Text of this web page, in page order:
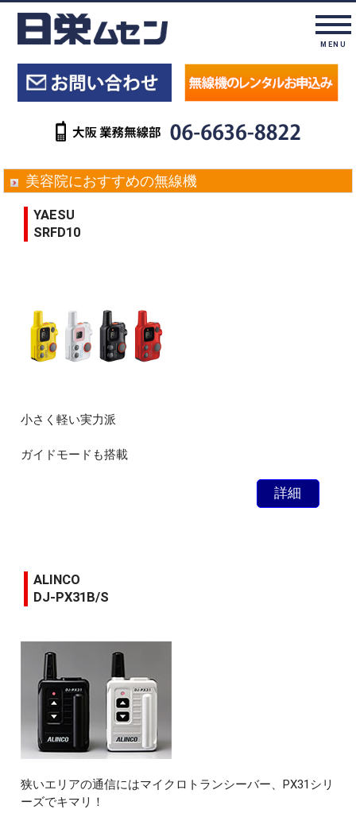
MENU
美容院におすすめの無線機
YAESU
SRFD10
小さく軽い実力派
ガイドモードも搭載
詳細
ALINCO
DJ-PX31B/S
狭いエリアの通信にはマイクロトランシーバー、PX31シリ
ーズでキマリ！